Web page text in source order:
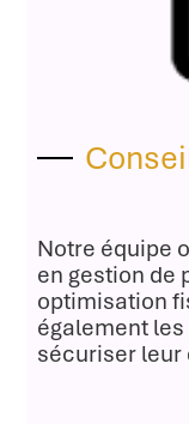
Notre équipe
en gestion de
optimisation
également
sécuriser leur